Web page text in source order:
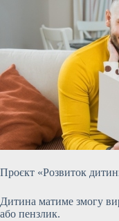
Проєкт «Розвиток
Дитина матиме змогу
або пензлик.